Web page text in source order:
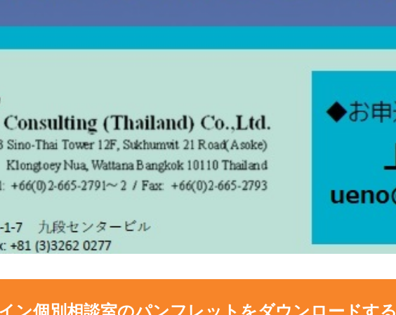
ン個別相談室のパンフレットをダウンロードする